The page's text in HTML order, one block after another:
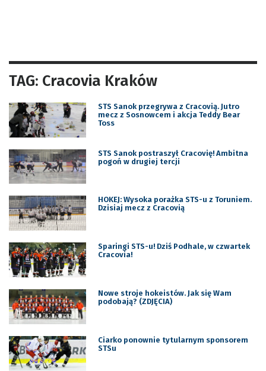
TAG: Cracovia Kraków
STS Sanok przegrywa z Cracovią. Jutro
mecz z Sosnowcem i akcja Teddy Bear
Toss
STS Sanok postraszył Cracovię! Ambitna
pogoń w drugiej tercji
HOKEJ: Wysoka porażka STS-u z Toruniem.
Dzisiaj mecz z Cracovią
Sparingi STS-u! Dziś Podhale, w czwartek
Cracovia!
Nowe stroje hokeistów. Jak się Wam
podobają? (ZDJĘCIA)
Ciarko ponownie tytularnym sponsorem
STSu